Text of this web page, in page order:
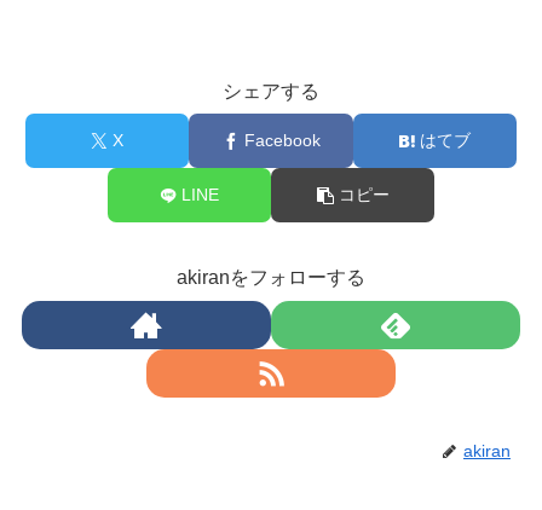
シェアする
X Facebook はてブ
LINE コピー
akiranをフォローする
akiran